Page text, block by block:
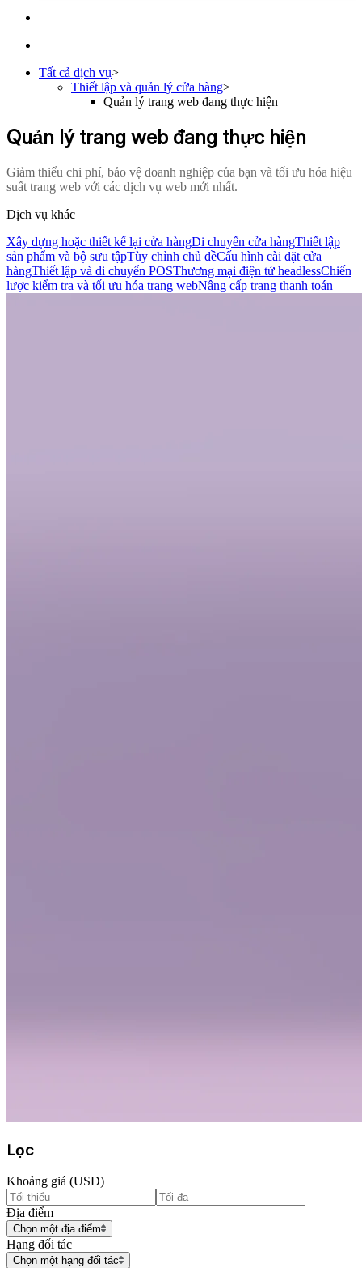
Tất cả dịch vụ>
Thiết lập và quản lý cửa hàng>
Quản lý trang web đang thực hiện
Quản lý trang web đang thực hiện
Giảm thiểu chi phí, bảo vệ doanh nghiệp của bạn và tối ưu hóa hiệu
suất trang web với các dịch vụ web mới nhất.
Dịch vụ khác
Xây dựng hoặc thiết kế lại cửa hàngDi chuyển cửa hàngThiết lập
sản phẩm và bộ sưu tậpTùy chỉnh chủ đềCấu hình cài đặt cửa
hàngThiết lập và di chuyển POSThương mại điện tử headlessChiến
lược kiểm tra và tối ưu hóa trang webNâng cấp trang thanh toán
Lọc
Khoảng giá (USD)
Địa điểm
Chọn một địa điểm
Hạng đối tác
Chọn một hạng đối tác